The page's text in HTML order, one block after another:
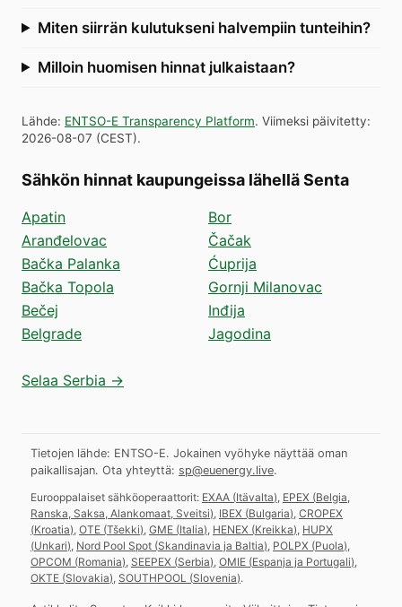
Miten siirrän kulutukseni halvempiin tunteihin?
Milloin huomisen hinnat julkaistaan?
Lähde: ENTSO-E Transparency Platform. Viimeksi päivitetty:
2026-08-07 (CEST).
Sähkön hinnat kaupungeissa lähellä Senta
Apatin
Aranđelovac
Bačka Palanka
Bačka Topola
Bečej
Belgrade
Bor
Čačak
Ćuprija
Gornji Milanovac
Inđija
Jagodina
Selaa Serbia →
Tietojen lähde: ENTSO-E. Jokainen vyöhyke näyttää oman
paikallisajan. Ota yhteyttä: sp@euenergy.live.
Eurooppalaiset sähköoperaattorit: EXAA (Itävalta) EPEX (Belgia,
Ranska, Saksa, Alankomaat, Sveitsi) IBEX (Bulgaria) CROPEX
(Kroatia) OTE (Tšekki) GME (Italia) HENEX (Kreikka) HUPX
(Unkari) Nord Pool Spot (Skandinavia ja Baltia) POLPX (Puola)
OPCOM (Romania) SEEPEX (Serbia) OMIE (Espanja ja Portugali)
OKTE (Slovakia) SOUTHPOOL (Slovenia).